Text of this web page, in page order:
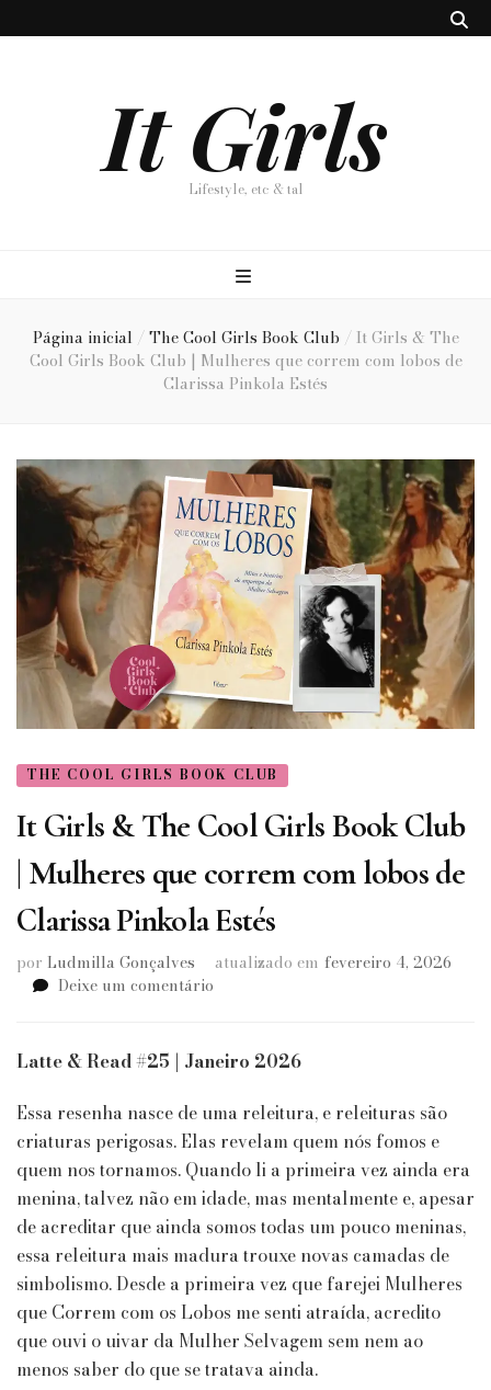
It Girls
Lifestyle, etc & tal
Página inicial / The Cool Girls Book Club / It Girls & The
Cool Girls Book Club | Mulheres que correm com lobos de
Clarissa Pinkola Estés
THE COOL GIRLS BOOK CLUB
It Girls & The Cool Girls Book Club
| Mulheres que correm com lobos de
Clarissa Pinkola Estés
por Ludmilla Gonçalves atualizado em fevereiro 4, 2026
Deixe um comentário
&
Girls
Book
Club
|
Mulheres
que
correm
com
lobos
de
Clarissa
Pinkola
Latte & Read #25 | Janeiro 2026
Essa resenha nasce de uma releitura, e releituras são
criaturas perigosas. Elas revelam quem nós fomos e
quem nos tornamos. Quando li a primeira vez ainda era
menina, talvez não em idade, mas mentalmente e, apesar
de acreditar que ainda somos todas um pouco meninas,
essa releitura mais madura trouxe novas camadas de
simbolismo. Desde a primeira vez que farejei Mulheres
que Correm com os Lobos me senti atraída, acredito
que ouvi o uivar da Mulher Selvagem sem nem ao
menos saber do que se tratava ainda.